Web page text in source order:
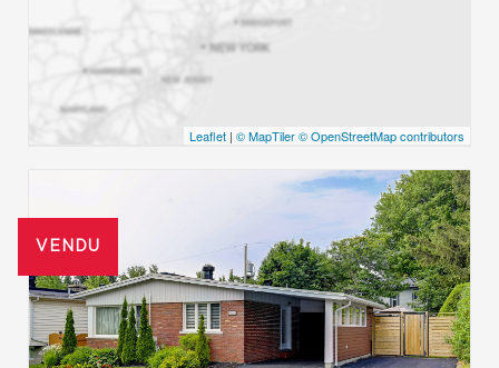
Leaflet | © MapTiler© OpenStreetMap contributors
VENDU